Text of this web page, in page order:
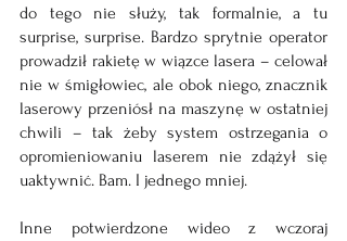
do tego nie służy, tak formalnie, a tu
surprise, surprise. Bardzo sprytnie operator
prowadził rakietę w wiązce lasera – celował
nie w śmigłowiec, ale obok niego, znacznik
laserowy przeniósł na maszynę w ostatniej
chwili – tak żeby system ostrzegania o
opromieniowaniu laserem nie zdążył się
uaktywnić. Bam. I jednego mniej.
Inne potwierdzone wideo z wczoraj